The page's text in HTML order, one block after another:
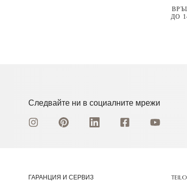
ДО
Следвайте ни в социалните мрежи
ГАРАНЦИЯ И СЕРВИЗ